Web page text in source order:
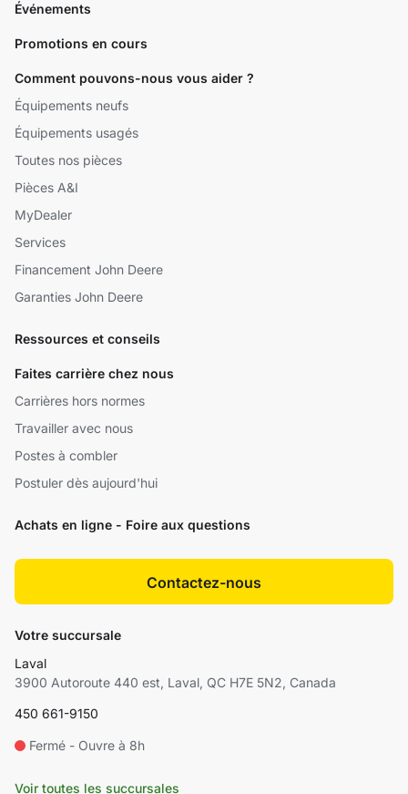
Événements
Promotions en cours
Comment pouvons-nous vous aider ?
Équipements neufs
Équipements usagés
Toutes nos pièces
Pièces A&I
MyDealer
Services
Financement John Deere
Garanties John Deere
Ressources et conseils
Faites carrière chez nous
Carrières hors normes
Travailler avec nous
Postes à combler
Postuler dès aujourd'hui
Achats en ligne - Foire aux questions
Contactez-nous
Votre succursale
Laval
3900 Autoroute 440 est, Laval, QC H7E 5N2, Canada
450 661-9150
Fermé - Ouvre à 8h
Voir toutes les succursales